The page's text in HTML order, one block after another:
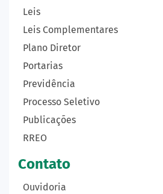
Leis
Leis Complementares
Plano Diretor
Portarias
Previdência
Processo Seletivo
Publicações
RREO
Contato
Ouvidoria